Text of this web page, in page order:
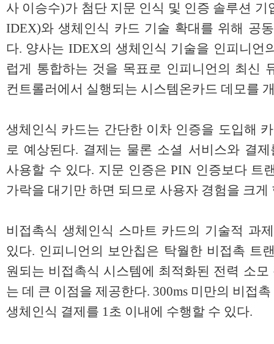
사 이승수)가 첨단 지문 인식 및 인증 솔루션
IDEX)와 생체인식 카드 기술 확대를 위해 공
다. 양사는 IDEX의 생체인식 기술을 인피니언
럽게 통합하는 것을 목표로 인피니언의 최신
컨트롤러에서 실행되는 시스템온카드 데모를
생체인식 카드는 간단한 이차 인증을 도입해
로 예상된다. 결제는 물론 소셜 서비스와 결
사용할 수 있다. 지문 인증은 PIN 인증보다 트
가락을 대기만 하면 되므로 사용자 경험을 크
비접촉식 생체인식 스마트 카드의 기술적 과
있다. 인피니언의 보안칩은 탁월한 비접촉 트
원되는 비접촉식 시스템에 최적화된 전력 소
는 데 큰 이점을 제공한다. 300ms 미만의 비접
생체인식 결제를 1초 이내에 수행할 수 있다.